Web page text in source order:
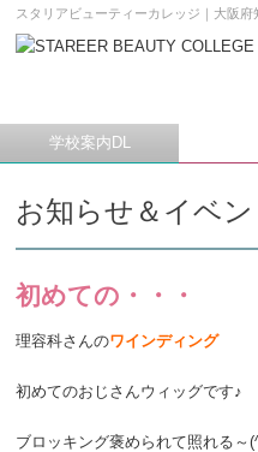
スタリアビューティーカレッジ｜大阪
学校案内DL
お知らせ＆イベン
初めての・・・
理容科さんのワインディング
初めてのおじさんウィッグです♪
ブロッキング褒められて照れる～